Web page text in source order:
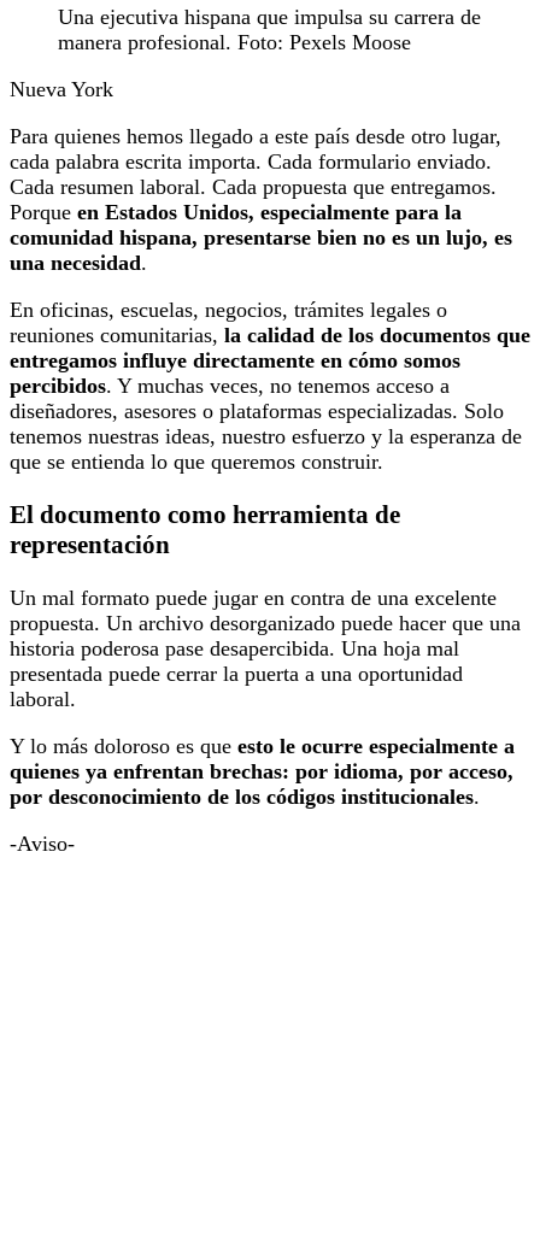
Una ejecutiva hispana que impulsa su carrera de
manera profesional. Foto: Pexels Moose
Nueva York
Para quienes hemos llegado a este país desde otro lugar,
cada palabra escrita importa. Cada formulario enviado.
Cada resumen laboral. Cada propuesta que entregamos.
Porque en Estados Unidos, especialmente para la
comunidad hispana, presentarse bien no es un lujo, es
una necesidad.
En oficinas, escuelas, negocios, trámites legales o
reuniones comunitarias, la calidad de los documentos que
entregamos influye directamente en cómo somos
percibidos. Y muchas veces, no tenemos acceso a
diseñadores, asesores o plataformas especializadas. Solo
tenemos nuestras ideas, nuestro esfuerzo y la esperanza de
que se entienda lo que queremos construir.
El documento como herramienta de
representación
Un mal formato puede jugar en contra de una excelente
propuesta. Un archivo desorganizado puede hacer que una
historia poderosa pase desapercibida. Una hoja mal
presentada puede cerrar la puerta a una oportunidad
laboral.
Y lo más doloroso es que esto le ocurre especialmente a
quienes ya enfrentan brechas: por idioma, por acceso,
por desconocimiento de los códigos institucionales.
-Aviso-